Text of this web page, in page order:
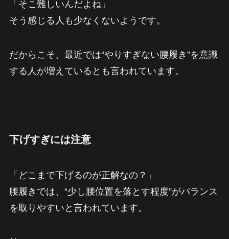
「そこ難しいんだよね」
そう感じる人も少なくないようです。
だからこそ、最近では“やりすぎない腰履き”を意識
する人が増えているとも言われています。
下げすぎには注意
「どこまで下げるのが正解なの？」
腰履きでは、“少し腰位置を落とす程度”がバランス
を取りやすいと言われています。